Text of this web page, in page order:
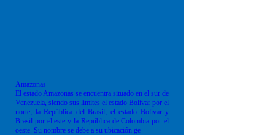
Amazonas
El estado Amazonas se encuentra situado en el sur de
Venezuela, siendo sus límites el estado Bolívar por el
norte; la República del Brasil; el estado Bolívar y
Brasil por el este y la República de Colombia por el
oeste. Su nombre se debe a su ubicación ge